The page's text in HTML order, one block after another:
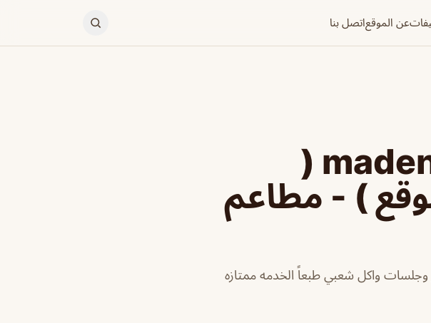
عن الموقعاتصل بنا
مطعم ماضينا الخبر madena (
) - مطاعم
وجلسات واكل شعبي طبعاً الخدمه ممتازه